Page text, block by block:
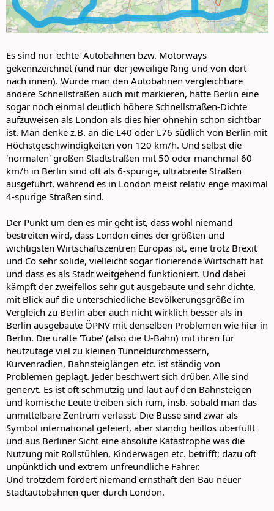
Es sind nur 'echte' Autobahnen bzw. Motorways
gekennzeichnet (und nur der jeweilige Ring und von dort
nach innen). Würde man den Autobahnen vergleichbare
andere Schnellstraßen auch mit markieren, hätte Berlin eine
sogar noch einmal deutlich höhere Schnellstraßen-Dichte
aufzuweisen als London als dies hier ohnehin schon sichtbar
ist. Man denke z.B. an die L40 oder L76 südlich von Berlin mit
Höchstgeschwindigkeiten von 120 km/h. Und selbst die
'normalen' großen Stadtstraßen mit 50 oder manchmal 60
km/h in Berlin sind oft als 6-spurige, ultrabreite Straßen
ausgeführt, während es in London meist relativ enge maximal
4-spurige Straßen sind.
Der Punkt um den es mir geht ist, dass wohl niemand
bestreiten wird, dass London eines der größten und
wichtigsten Wirtschaftszentren Europas ist, eine trotz Brexit
und Co sehr solide, vielleicht sogar florierende Wirtschaft hat
und dass es als Stadt weitgehend funktioniert. Und dabei
kämpft der zweifellos sehr gut ausgebaute und sehr dichte,
mit Blick auf die unterschiedliche Bevölkerungsgröße im
Vergleich zu Berlin aber auch nicht wirklich besser als in
Berlin ausgebaute ÖPNV mit denselben Problemen wie hier in
Berlin. Die uralte 'Tube' (also die U-Bahn) mit ihren für
heutzutage viel zu kleinen Tunneldurchmessern,
Kurvenradien, Bahnsteiglängen etc. ist ständig von
Problemen geplagt. Jeder beschwert sich drüber. Alle sind
genervt. Es ist oft schmutzig und laut auf den Bahnsteigen
und komische Leute treiben sich rum, insb. sobald man das
unmittelbare Zentrum verlässt. Die Busse sind zwar als
Symbol international gefeiert, aber ständig heillos überfüllt
und aus Berliner Sicht eine absolute Katastrophe was die
Nutzung mit Rollstühlen, Kinderwagen etc. betrifft; dazu oft
unpünktlich und extrem unfreundliche Fahrer.
Und trotzdem fordert niemand ernsthaft den Bau neuer
Stadtautobahnen quer durch London.